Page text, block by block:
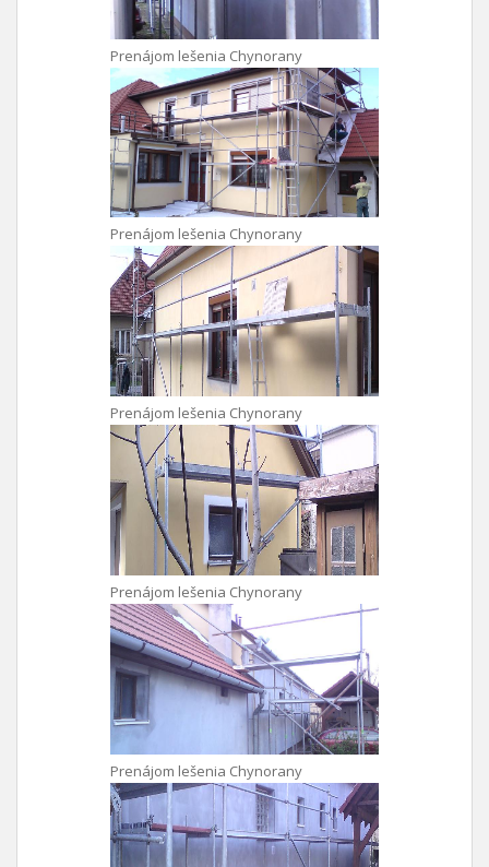
Prenájom lešenia Chynorany
Prenájom lešenia Chynorany
Prenájom lešenia Chynorany
Prenájom lešenia Chynorany
Prenájom lešenia Chynorany